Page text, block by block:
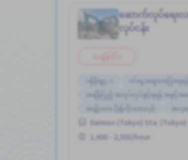
ဆောက်လုပ်ရေး
လုပ်ငန်း
ပရိုမိုးရွင္း
ဝင်ငွေအများအပြာ
အချိန်ပြည့် အလုပ်လုပ်ခွင့်ရရန် အခွင့်အရ
အမျိုးသား ပို၍လိုလားသည်
အလု
အလုပ္ေလွ်ာက္စာ မလုိပါ
အခ်ိန္ပို
Daimon (Tokyo) Sta. (Tokyo)
1,400 - 2,500/hour